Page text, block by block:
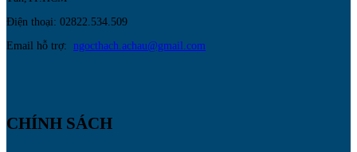
Điện thoại: 02822.534.509
Email hỗ trợ: ngocthach.achau@gmail.com
CHÍNH SÁCH